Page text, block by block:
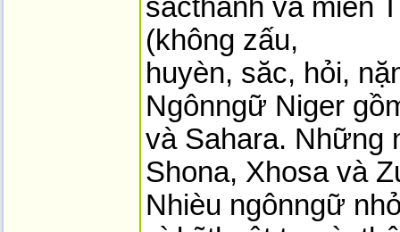
săcthanh và mièn
(không zấu,
huyèn, săc, hỏi,
Ngônngữ Niger
và Sahara. Những
Shona, Xhosa và
Nhièu ngônngữ